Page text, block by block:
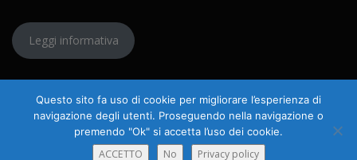
Leggi informativa
Copyright © 2026 L'Amico Charly
Questo sito fa uso di cookie per migliorare l’esperienza di
navigazione degli utenti. Proseguendo nella navigazione o
premendo "Ok" si accetta l’uso dei cookie.
ACCETTO No Privacy policy